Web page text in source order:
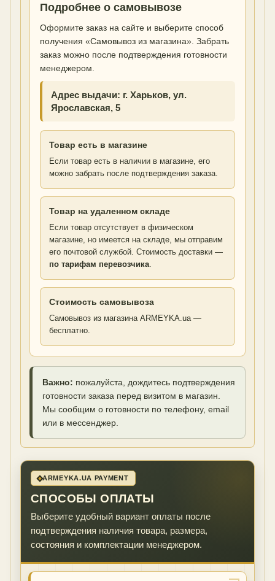
Подробнее о самовывозе
Оформите заказ на сайте и выберите способ
получения «Самовывоз из магазина». Забрать
заказ можно после подтверждения готовности
менеджером.
Адрес выдачи: г. Харьков, ул.
Ярославская, 5
Товар есть в магазине
Если товар есть в наличии в магазине, его
можно забрать после подтверждения заказа.
Товар на удаленном складе
Если товар отсутствует в физическом
магазине, но имеется на складе, мы отправим
его почтовой службой. Стоимость доставки —
по тарифам перевозчика.
Стоимость самовывоза
Самовывоз из магазина ARMEYKA.ua —
бесплатно.
Важно: пожалуйста, дождитесь подтверждения
готовности заказа перед визитом в магазин.
Мы сообщим о готовности по телефону, email
или в мессенджер.
ARMEYKA.UA PAYMENT
СПОСОБЫ ОПЛАТЫ
Выберите удобный вариант оплаты после
подтверждения наличия товара, размера,
состояния и комплектации менеджером.